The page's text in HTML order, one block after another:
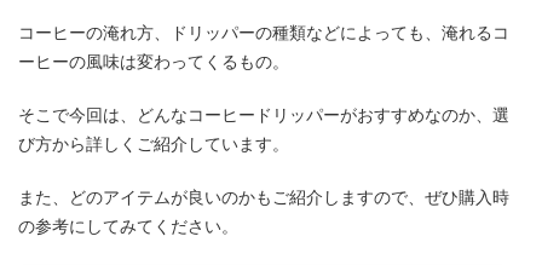
コーヒーの淹れ方、ドリッパーの種類などによっても、淹れるコ
ーヒーの風味は変わってくるもの。
そこで今回は、どんなコーヒードリッパーがおすすめなのか、選
び方から詳しくご紹介しています。
また、どのアイテムが良いのかもご紹介しますので、ぜひ購入時
の参考にしてみてください。